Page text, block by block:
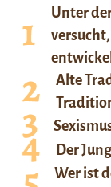
Unter
Alte
Der
Wer ist